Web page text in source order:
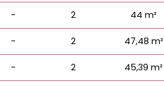
- 2 44 m²
- 2 47,48 m²
- 2 45,39 m²